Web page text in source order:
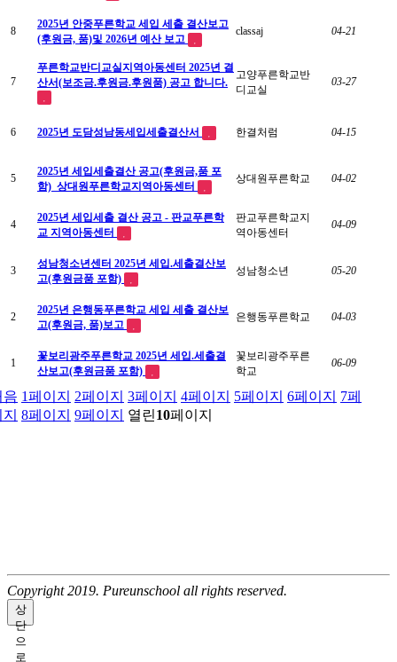
8
2025년 안중푸른학교 세입 세출 결산보고
(후원금, 품)및 2026년 예산 보고
classaj 04-21
7
푸른학교반디교실지역아동센터 2025년 결
산서(보조금.후원금.후원품) 공고 합니다.
고양푸른학교반
디교실
03-27
6 2025년 도담성남동세입세출결산서 한결처럼 04-15
5
2025년 세입세출결산 공고(후원금,품 포
함)_상대원푸른학교지역아동센터
상대원푸른학교 04-02
4
2025년 세입세출 결산 공고 - 판교푸른학
교 지역아동센터
판교푸른학교지
역아동센터
04-09
3
성남청소년센터 2025년 세입.세출결산보
고(후원금품 포함)
성남청소년 05-20
2
2025년 은행동푸른학교 세입 세출 결산보
고(후원금, 품)보고
은행동푸른학교 04-03
1
꽃보리광주푸른학교 2025년 세입.세출결
산보고(후원금품 포함)
꽃보리광주푸른
학교
06-09
음 1페이지 2페이지 3페이지 4페이지 5페이지 6페이지 7페
8페이지 9페이지 열린10페이지
Copyright 2019. Pureunschool all rights reserved.
상
단
으
로